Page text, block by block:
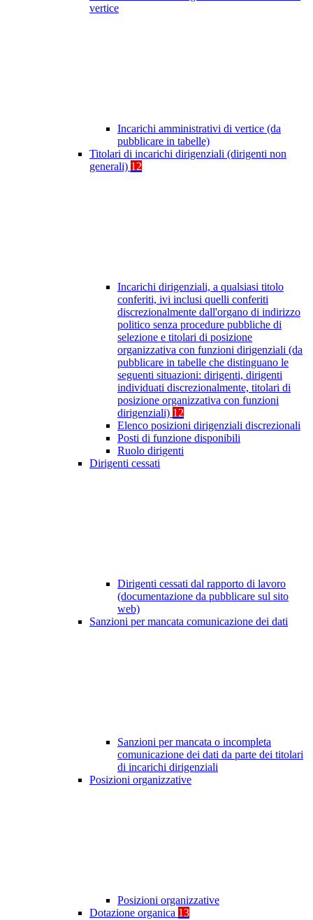
vertice
Incarichi amministrativi di vertice (da
pubblicare in tabelle)
Titolari di incarichi dirigenziali (dirigenti non
generali) 12
Incarichi dirigenziali, a qualsiasi titolo
conferiti, ivi inclusi quelli conferiti
discrezionalmente dall'organo di indirizzo
politico senza procedure pubbliche di
selezione e titolari di posizione
organizzativa con funzioni dirigenziali (da
pubblicare in tabelle che distinguano le
seguenti situazioni: dirigenti, dirigenti
individuati discrezionalmente, titolari di
posizione organizzativa con funzioni
dirigenziali) 12
Elenco posizioni dirigenziali discrezionali
Posti di funzione disponibili
Ruolo dirigenti
Dirigenti cessati
Dirigenti cessati dal rapporto di lavoro
(documentazione da pubblicare sul sito
web)
Sanzioni per mancata comunicazione dei dati
Sanzioni per mancata o incompleta
comunicazione dei dati da parte dei titolari
di incarichi dirigenziali
Posizioni organizzative
Posizioni organizzative
Dotazione organica 13